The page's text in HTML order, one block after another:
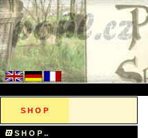
S H O P
S H O P ..